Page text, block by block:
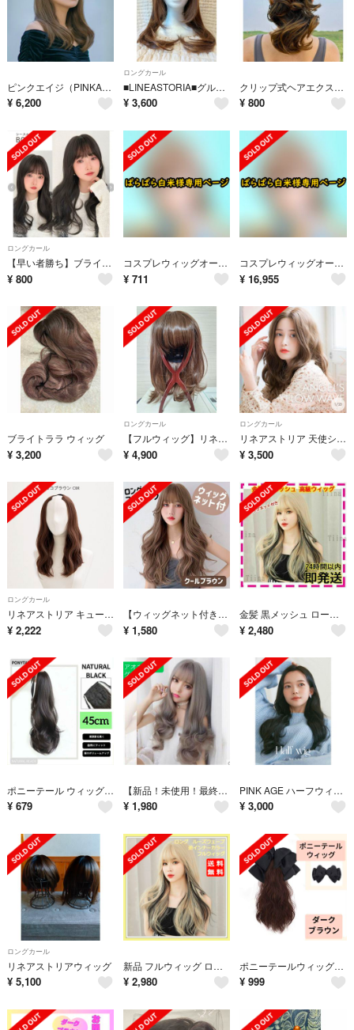
ピンクエイジ（PINKAGE） ウィッグ
¥ 6,200
ロングカール
■LINEASTORIA■グルーミーロング フルウィッグ ミルキーモカブラウン
¥ 3,600
クリップ式ヘアエクステ ポニーテール カール
¥ 800
ロングカール
【早い者勝ち】ブライトララ ロングカール ビター ブラック
¥ 800
コスプレウィッグオーダーぱら様専用ページ
¥ 711
コスプレウィッグオーダーぱらぱら白米様専用ページ
¥ 16,955
ブライトララ ウィッグ
¥ 3,200
ロングカール
【フルウィッグ】リネアストリア
¥ 4,900
ロングカール
リネアストリア 天使シリーズ フルウィッグ
¥ 3,500
ロングカール
リネアストリア キューブウィッグ
¥ 2,222
【ウィッグネット付き】フルウィッグ ロングカール クールブラウン カツラ
¥ 1,580
金髪 黒メッシュ ローライト フルウィッグ ウィッグ 韓国 ギャル ぱっつん
¥ 2,480
ポニーテール ウィッグ 45cm ナチュラルブラック 黒 自然 ゆるふわ カール
¥ 679
【新品！未使用！最終値下げ！】ウィッグ ロングカール アオキリネングレー かつら
¥ 1,980
PINK AGE ハーフウィッグ ナチュラルブラック
¥ 3,000
ロングカール
リネアストリアウィッグ
¥ 5,100
新品 フルウィッグ ロングウェーブ 逆インナー ブロンズ 金髪 医療用 かつら
¥ 2,980
ポニーテールウィッグ リボン付き ダークブラウン
¥ 999